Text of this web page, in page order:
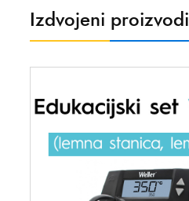
Izdvojeni proizvodi